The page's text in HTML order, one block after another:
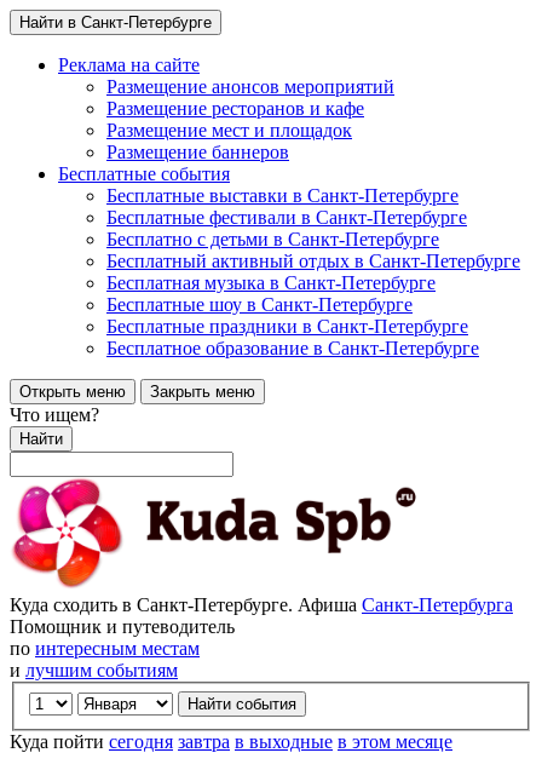
Найти в Санкт-Петербурге
Реклама на сайте
Размещение анонсов мероприятий
Размещение ресторанов и кафе
Размещение мест и площадок
Размещение баннеров
Бесплатные события
Бесплатные выставки в Санкт-Петербурге
Бесплатные фестивали в Санкт-Петербурге
Бесплатно с детьми в Санкт-Петербурге
Бесплатный активный отдых в Санкт-Петербурге
Бесплатная музыка в Санкт-Петербурге
Бесплатные шоу в Санкт-Петербурге
Бесплатные праздники в Санкт-Петербурге
Бесплатное образование в Санкт-Петербурге
Открыть меню Закрыть меню
Что ищем?
Найти
Куда сходить в Санкт-Петербурге. Афиша Санкт-Петербурга
Помощник и путеводитель
по интересным местам
и лучшим событиям
Куда пойти сегодня завтра в выходные в этом месяце